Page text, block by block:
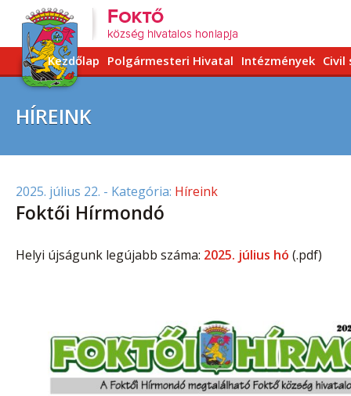
Kezdőlap Polgármesteri Hivatal Intézmények Civil
HÍREINK
2025. július 22. - Kategória: Híreink
Foktői Hírmondó
Helyi újságunk legújabb száma: 2025. július hó (.pdf)